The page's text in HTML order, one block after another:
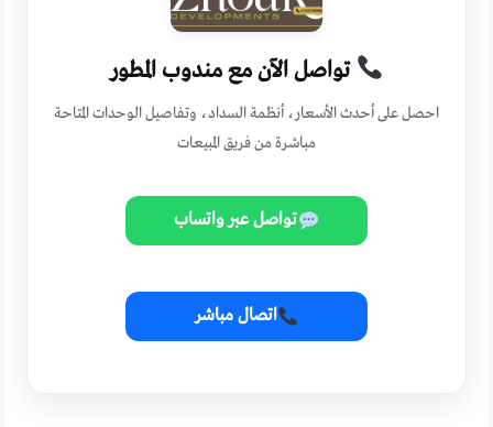
تواصل الآن مع مندوب المطور
احصل على أحدث الأسعار، أنظمة السداد، وتفاصيل الوحدات المتاحة
مباشرة من فريق المبيعات
تواصل عبر واتساب
اتصال مباشر